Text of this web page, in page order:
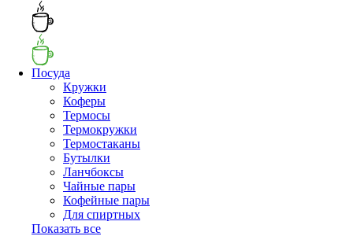
Посуда
Кружки
Коферы
Термосы
Термокружки
Термостаканы
Бутылки
Ланчбоксы
Чайные пары
Кофейные пары
Для спиртных
Показать все